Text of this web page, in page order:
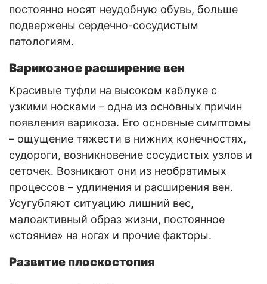
постоянно носят неудобную обувь, больше
подвержены сердечно-сосудистым
патологиям.
Варикозное расширение вен
Красивые туфли на высоком каблуке с
узкими носками – одна из основных причин
появления варикоза. Его основные симптомы
– ощущение тяжести в нижних конечностях,
судороги, возникновение сосудистых узлов и
сеточек. Возникают они из необратимых
процессов – удлинения и расширения вен.
Усугубляют ситуацию лишний вес,
малоактивный образ жизни, постоянное
«стояние» на ногах и прочие факторы.
Развитие плоскостопия